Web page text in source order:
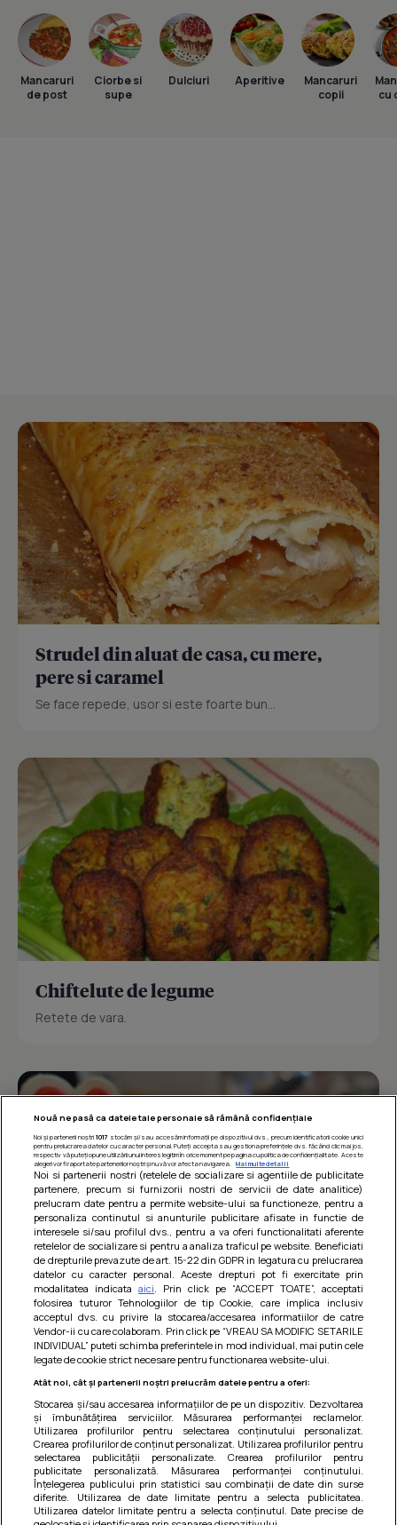
Mancaruri
de post
Ciorbe si
supe
Dulciuri Aperitive
Mancaruri
copii
cu
Strudel din aluat de casa, cu mere,
pere si caramel
Se face repede, usor si este foarte bun...
Chiftelute de legume
Retete de vara.
Barcute din vinete cu arpagic rosu
Un deliciu usor de preparat!
Nouă ne pasă ca datele tale personale să rămână confidențiale
Noi și partenerii noștri 1017 stocăm și/sau accesăm informații pe dispozitivul dvs., precum identificatorii cookie unici
pentru prelucrarea datelor cu caracter personal. Puteți accepta sau gestiona preferințele dvs. făcând clic mai jos,
respectiv vă puteți opune utilizării unui interes legitim în orice moment pe pagina cu politica de confidențialitate. Aceste
alegeri vor fi raportate partenerilor noștri și nu vă vor afecta navigarea.
Mai multe detalii
Noi si partenerii nostri (retelele de socializare si agentiile de publicitate
partenere, precum si furnizorii nostri de servicii de date analitice)
prelucram date pentru a permite website-ului sa functioneze, pentru a
personaliza continutul si anunturile publicitare afisate in functie de
interesele si/sau profilul dvs., pentru a va oferi functionalitati aferente
retelelor de socializare si pentru a analiza traficul pe website. Beneficiati
de drepturile prevazute de art. 15-22 din GDPR in legatura cu prelucrarea
datelor cu caracter personal. Aceste drepturi pot fi exercitate prin
modalitatea indicataaici . Prin click pe “ACCEPT TOATE”, acceptati
folosirea tuturor Tehnologiilor de tip Cookie, care implica inclusiv
acceptul dvs. cu privire la stocarea/accesarea informatiilor de catre
Vendor-ii cu care colaboram. Prin click pe “VREAU SA MODIFIC SETARILE
INDIVIDUAL” puteti schimba preferintele in mod individual, mai putin cele
legate de cookie strict necesare pentru functionarea website-ului.
Atât noi, cât și partenerii noștri prelucrăm datele pentru a oferi:
Stocarea și/sau accesarea informațiilor de pe un dispozitiv. Dezvoltarea
și îmbunătățirea serviciilor. Măsurarea performanței reclamelor.
Utilizarea profilurilor pentru selectarea conținutului personalizat.
Crearea profilurilor de conținut personalizat. Utilizarea profilurilor pentru
selectarea publicității personalizate. Crearea profilurilor pentru
publicitate personalizată. Măsurarea performanței conținutului.
Înțelegerea publicului prin statistici sau combinații de date din surse
diferite. Utilizarea de date limitate pentru a selecta publicitatea.
Utilizarea datelor limitate pentru a selecta conținutul. Date precise de